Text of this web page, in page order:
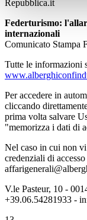
Repubblica.it
Federturismo:
internazionali
Comunicato Stampa
Tutte le informazioni
Per accedere in
cliccando
prima volta salvare
"memorizza i dati di
Nel caso in cui non
credenziali di
V.le Pasteur, 10 -
+39.06.54281933 -